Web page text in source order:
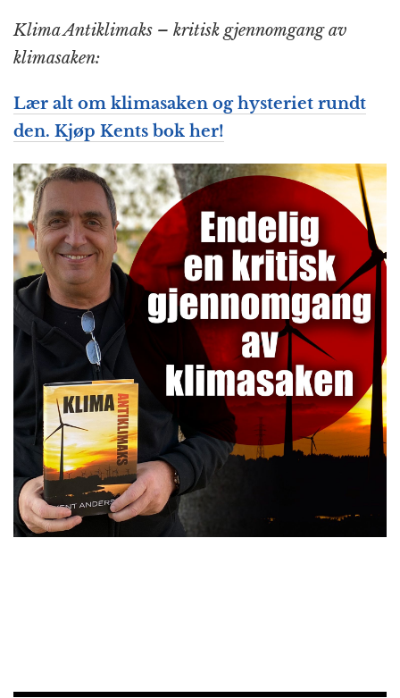
Klima Antiklimaks – kritisk gjennomgang av
klimasaken:
Lær alt om klimasaken og hysteriet rundt
den. Kjøp Kents bok her!